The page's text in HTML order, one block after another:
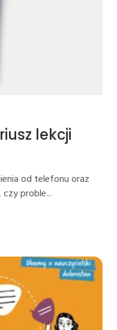
lekcji
od telefonu oraz
proble...